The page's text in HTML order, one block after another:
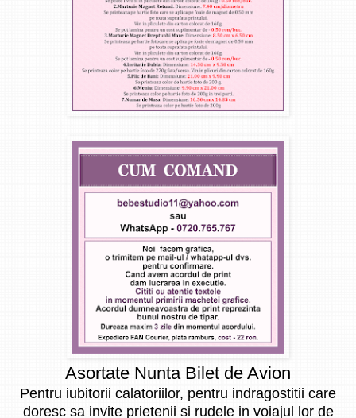
Asortate Nunta Bilet de Avion
Pentru iubitorii calatoriilor, pentru indragostitii care
doresc sa invite prietenii si rudele in voiajul lor de